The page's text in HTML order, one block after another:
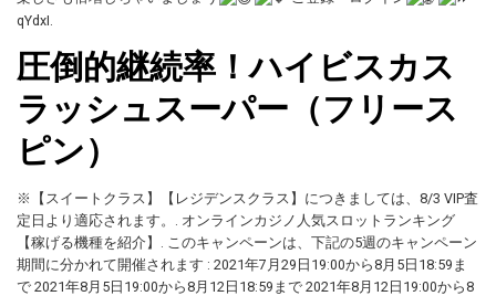
qYdxI.
圧倒的継続率！ハイビスカス
ラッシュスーパー（フリース
ピン）
※【スイートクラス】【レジデンスクラス】につきましては、8/3 VIP査
定日より適応されます。. オンラインカジノ人気スロットランキング
【稼げる機種を紹介】. このキャンペーンは、下記の5週のキャンペーン
期間に分かれて開催されます : 2021年7月29日19:00から8月5日18:59ま
で 2021年8月5日19:00から8月12日18:59まで 2021年8月12日19:00から8